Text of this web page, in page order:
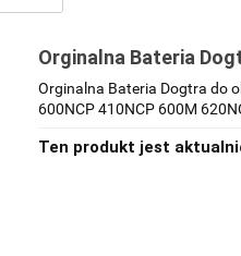
Orginalna Bateria
410NCP-600M-
Gold
Orginalna Bateria Dogtra do
600NCP 410NCP 600M
Ten produkt jest